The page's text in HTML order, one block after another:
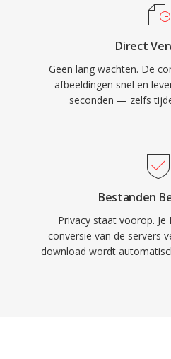
Direct
Geen lang wachten. De
afbeeldingen snel en
seconden — zelfs
Bestanden
Privacy staat voorop. Je
conversie van de servers
download wordt